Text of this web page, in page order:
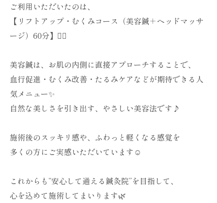
ご利用いただいたのは、
【リフトアップ・むくみコース（美容鍼＋ヘッドマッサ
ージ）60分】💆‍♀️
美容鍼は、お肌の内側に直接アプローチすることで、
血行促進・むくみ改善・たるみケアなどが期待できる人
気メニュー✨
自然な美しさを引き出す、やさしい美容法です♪
施術後のスッキリ感や、ふわっと軽くなる感覚を
多くの方にご実感いただいています☺️
これからも“安心して通える鍼灸院”を目指して、
心を込めて施術してまいります🌿